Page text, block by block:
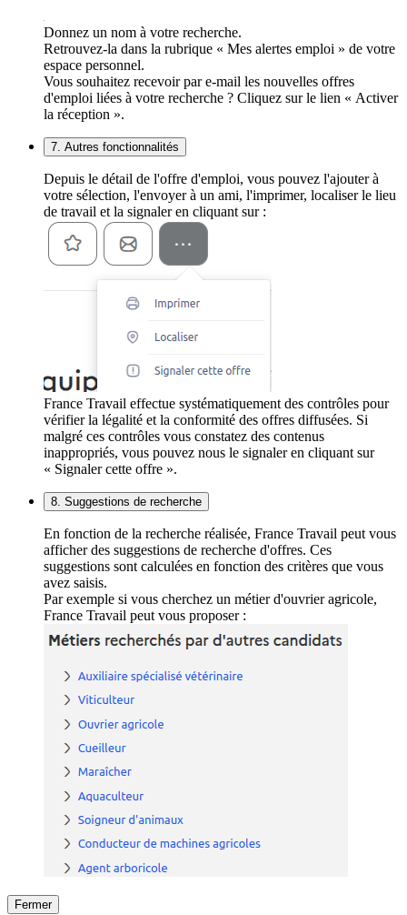
Donnez un nom à votre recherche.
Retrouvez-la dans la rubrique « Mes alertes emploi » de votre
espace personnel.
Vous souhaitez recevoir par e-mail les nouvelles offres
d'emploi liées à votre recherche ? Cliquez sur le lien « Activer
la réception ».
7. Autres fonctionnalités
Depuis le détail de l'offre d'emploi, vous pouvez l'ajouter à
votre sélection, l'envoyer à un ami, l'imprimer, localiser le lieu
de travail et la signaler en cliquant sur :
France Travail effectue systématiquement des contrôles pour
vérifier la légalité et la conformité des offres diffusées. Si
malgré ces contrôles vous constatez des contenus
inappropriés, vous pouvez nous le signaler en cliquant sur
« Signaler cette offre ».
8. Suggestions de recherche
En fonction de la recherche réalisée, France Travail peut vous
afficher des suggestions de recherche d'offres. Ces
suggestions sont calculées en fonction des critères que vous
avez saisis.
Par exemple si vous cherchez un métier d'ouvrier agricole,
France Travail peut vous proposer :
Fermer